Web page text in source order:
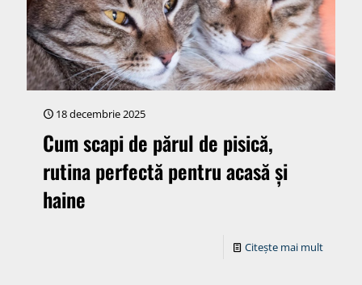
18 decembrie 2025
Cum scapi de părul de pisică,
rutina perfectă pentru acasă și
haine
Citește mai mult